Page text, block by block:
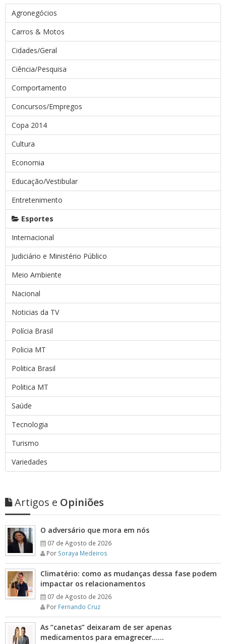
Agronegócios
Carros & Motos
Cidades/Geral
Ciência/Pesquisa
Comportamento
Concursos/Empregos
Copa 2014
Cultura
Economia
Educação/Vestibular
Entretenimento
Esportes
Internacional
Judiciário e Ministério Público
Meio Ambiente
Nacional
Noticias da TV
Polícia Brasil
Policia MT
Politica Brasil
Politica MT
Saúde
Tecnologia
Turismo
Variedades
Artigos e Opiniões
O adversário que mora em nós
07 de Agosto de 2026
Por Soraya Medeiros
Climatério: como as mudanças dessa fase podem
impactar os relacionamentos
07 de Agosto de 2026
Por Fernando Cruz
As “canetas” deixaram de ser apenas
medicamentos para emagrecer……